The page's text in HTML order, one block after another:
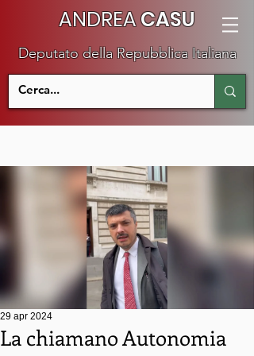
ANDREACASU
Deputato della Repubblica Italiana
La chiamano Autonomia
29 apr 2024